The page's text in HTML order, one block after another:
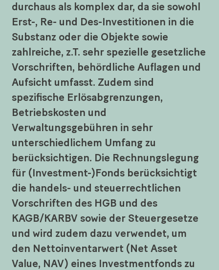
durchaus als komplex dar, da sie sowohl
Erst-, Re- und Des-Investitionen in die
Substanz oder die Objekte sowie
zahlreiche, z.T. sehr spezielle gesetzliche
Vorschriften, behördliche Auflagen und
Aufsicht umfasst. Zudem sind
spezifische Erlösabgrenzungen,
Betriebskosten und
Verwaltungsgebühren in sehr
unterschiedlichem Umfang zu
berücksichtigen. Die Rechnungslegung
für (Investment-)Fonds berücksichtigt
die handels- und steuerrechtlichen
Vorschriften des HGB und des
KAGB/KARBV sowie der Steuergesetze
und wird zudem dazu verwendet, um
den Nettoinventarwert (Net Asset
Value, NAV) eines Investmentfonds zu